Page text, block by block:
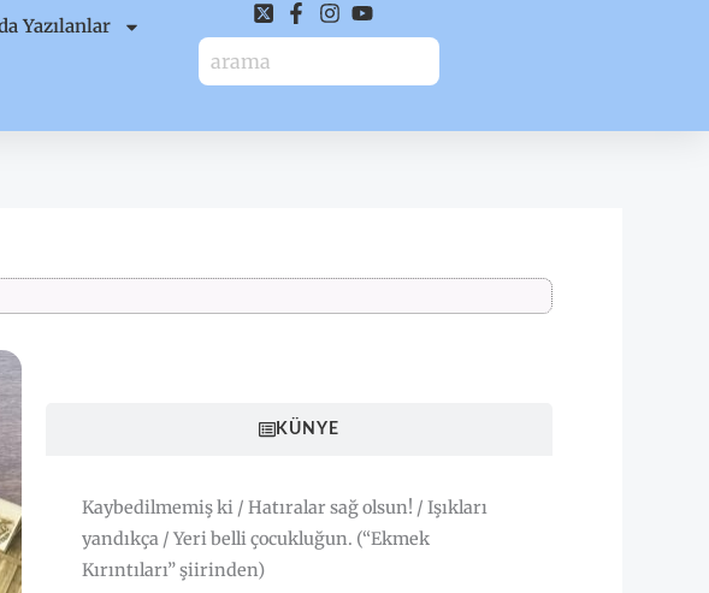
Yazılanlar
KÜNYE
Kaybedilmemiş ki / Hatıralar sağ olsun! / Işıkları
yandıkça / Yeri belli çocukluğun. (“Ekmek
Kırıntıları” şiirinden)